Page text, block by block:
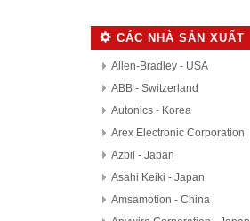
CÁC NHÀ SẢN XUẤT
Allen-Bradley - USA
ABB - Switzerland
Autonics - Korea
Arex Electronic Corporation
Azbil - Japan
Asahi Keiki - Japan
Amsamotion - China